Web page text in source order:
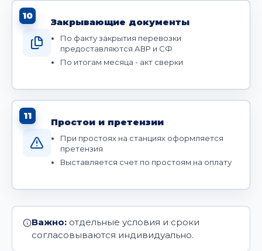
10
Закрывающие документы
По факту закрытия перевозки
предоставляются АВР и СФ
По итогам месяца - акт сверки
11
Простои и претензии
При простоях на станциях оформляется
претензия
Выставляется счет по простоям на оплату
Важно: отдельные условия и сроки
согласовываются индивидуально.